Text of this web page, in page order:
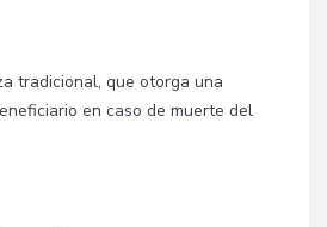
tradicional, que otorga una
en caso de muerte del